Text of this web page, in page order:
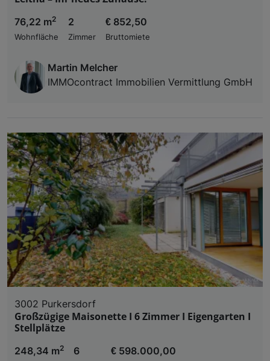
76,22 m2
Wohnfläche
2
Zimmer
€ 852,50
Bruttomiete
Martin Melcher
IMMOcontract Immobilien Vermittlung GmbH
3002 Purkersdorf
Großzügige Maisonette I 6 Zimmer I Eigengarten I
Stellplätze
248,34 m2
6 € 598.000,00